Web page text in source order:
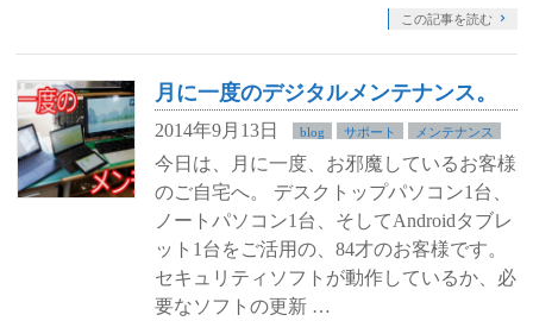
この記事を読む
月に一度のデジタルメンテナンス。
2014年9月13日 blog サポート メンテナンス
今日は、月に一度、お邪魔しているお客様
のご自宅へ。 デスクトップパソコン1台、
ノートパソコン1台、そしてAndroidタブレ
ット1台をご活用の、84才のお客様です。
セキュリティソフトが動作しているか、必
要なソフトの更新 …